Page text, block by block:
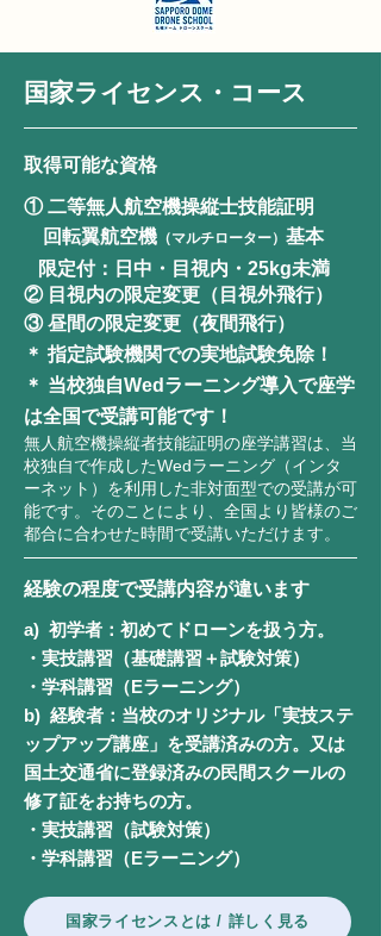
国家ライセンス・コース
取得可能な資格
① 二等無人航空機操縦士技能証明
回転翼航空機 （マルチローター） 基本
限定付​：日中・目視内・25kg未満​
② 目視内の限定変更（目視外飛行）
③ 昼間の限定変更（夜間飛行）
​＊ 指定試験機関での実地試験免除！
＊ 当校独自Wedラーニング導入で座学
は全国で受講可能です！
無人航空機操縦者技能証明の座学講習は、当
校独自で作成したWedラーニング（インタ
ーネット）を利用した非対面型での受講が可
能です。そのことにより、全国より皆様のご
都合に合わせた時間で受講いただけます。
​経験の程度で受講内容が違います
a) 初学者：初めてドローンを扱う方。
・実技講習（基礎講習＋試験対策）
・ 学科講習（Eラーニング）
b) 経験者：当校のオリジナル「実技ステ
ップアップ講座」を受講済みの方。又は
国土交通省に登録済みの民間スクールの
修了証をお持ちの方。
・実技講習（試験対策）
・ 学科講習（Eラーニング）
国家ライセンスとは / 詳しく見る